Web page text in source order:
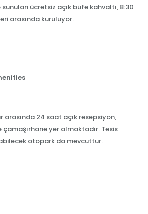
sunulan ücretsiz açık büfe kahvaltı, 8:30
arasında kuruluyor.
arasında 24 saat açık resepsiyon,
yer almaktadır. Tesis
otopark da mevcuttur.